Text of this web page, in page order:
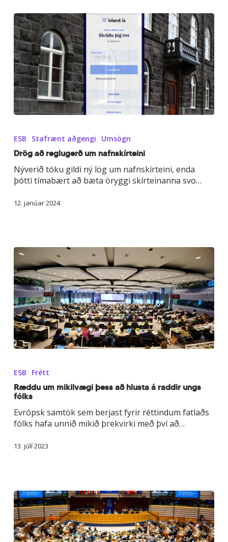
reglugerð
um
nafnskírteini
ESB Stafrænt aðgengi Umsögn
Drög að reglugerð um nafnskírteini
Nýverið tóku gildi ný lög um nafnskírteini, enda
þótti tímabært að bæta öryggi skírteinanna svo…
12. janúar 2024
mikilvægi
þess
að
hlusta
á
ungs
ESB Frétt
Ræddu um mikilvægi þess að hlusta á raddir ungs
fólks
Evrópsk samtök sem berjast fyrir réttindum fatlaðs
fólks hafa unnið mikið þrekvirki með því að…
13. júlí 2023